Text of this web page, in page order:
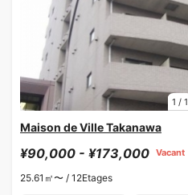
1 / 1
Maison de Ville Takanawa
¥90,000 - ¥173,000 Vacant
25.61㎡〜 / 12Etages